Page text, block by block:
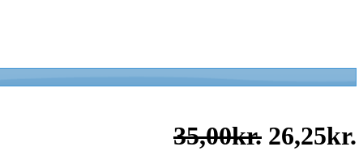
35,00kr. 26,25kr.